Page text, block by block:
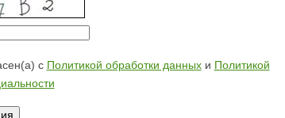
с Политикой обработки данныхи Политикой